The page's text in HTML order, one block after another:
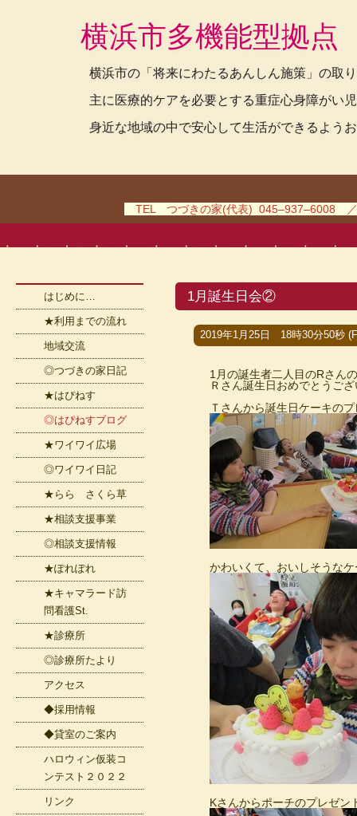
横浜市多機能型拠
横浜市の「将来にわたるあんしん施策」の取
主に医療的ケアを必要とする重症心身障がい
身近な地域の中で安心して生活ができるよう
TEL つづきの家(代表) 045–937–6008
1月誕生日会②
2019年1月25日 18時30分50秒
1月の誕生者二人目のRさん
Ｒさん誕生日おめでとうご
Ｔさんから誕生日ケーキの
かわいくて、おいしそうな
Kさんからポーチのプレゼン
はじめに…
★利用までの流れ
地域交流
◎つづきの家日記
★はぴねす
◎はぴねすブログ
★ワイワイ広場
◎ワイワイ日記
★らら さくら草
★相談支援事業
◎相談支援情報
★ぽれぽれ
★キャマラード訪
問看護St.
★診療所
◎診療所たより
アクセス
◆採用情報
◆貸室のご案内
ハロウィン仮装コ
ンテスト２０２２
リンク